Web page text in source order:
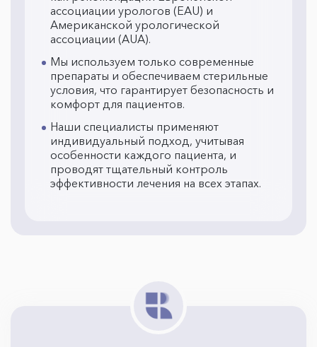
ассоциации урологов (EAU) и
Американской урологической
ассоциации (AUA).
Мы используем только современные
препараты и обеспечиваем стерильные
условия, что гарантирует безопасность и
комфорт для пациентов.
Наши специалисты применяют
индивидуальный подход, учитывая
особенности каждого пациента, и
проводят тщательный контроль
эффективности лечения на всех этапах.